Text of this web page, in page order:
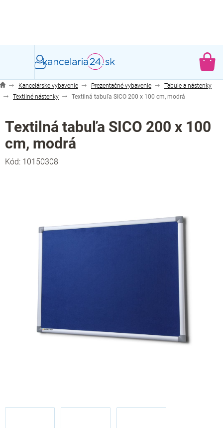
Kancelárske vybavenie Prezentačné vybavenie
Tabule a nástenky
Textilné nástenky
Textilná tabuľa SICO 200 x 100 cm, modrá
Textilná tabuľa SICO 200 x 100
cm, modrá
Kód: 10150308